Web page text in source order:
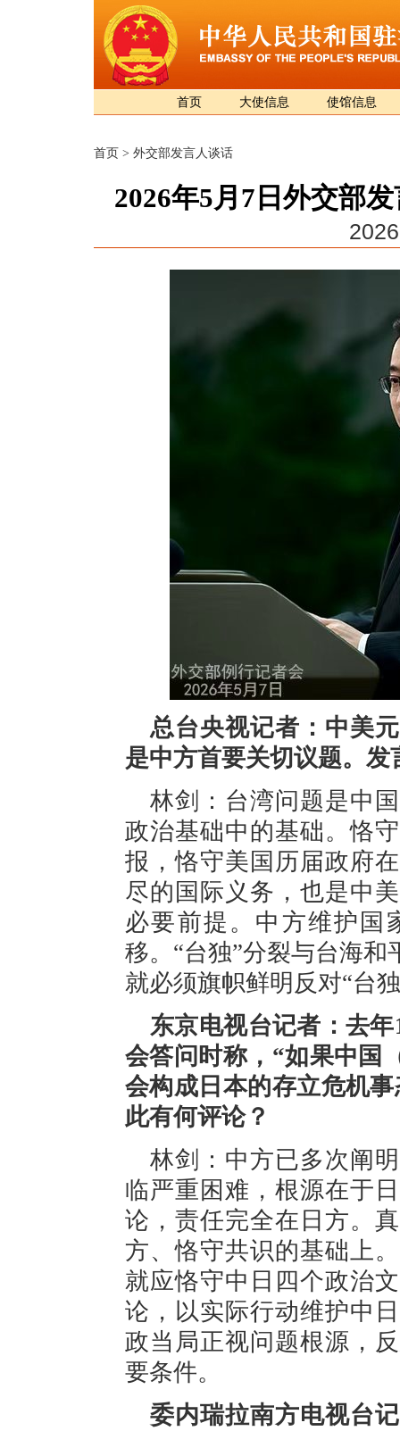
首页 大使信息 使馆信息
首页 > 外交部发言人谈话
2026年5月7日外交部
总台央视记者：中美
是中方首要关切议题。
林剑：台湾问题是中
政治基础中的基础。恪
报，恪守美国历届政府
尽的国际义务，也是中
必要前提。中方维护国
移。“台独”分裂与台海
就必须旗帜鲜明反对“台
东京电视台记者：去
会答问时称，“如果中国
会构成日本的存立危机
此有何评论？
林剑：中方已多次阐
临严重困难，根源在于
论，责任完全在日方。
方、恪守共识的基础上
就应恪守中日四个政治
论，以实际行动维护中
政当局正视问题根源，
要条件。
委内瑞拉南方电视台